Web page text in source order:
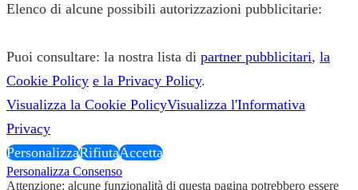
Elenco di alcune possibili autorizzazioni pubblicitarie:
Puoi consultare: la nostra lista di partner pubblicitari, la
Cookie Policy e la Privacy Policy.
Visualizza la Cookie PolicyVisualizza l'Informativa
Privacy
PersonalizzaRifiutaAccetta
Personalizza Consenso
Attenzione: alcune funzionalità di questa pagina potrebbero essere